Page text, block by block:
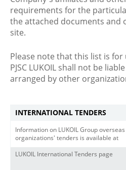
requirements for the
the attached documents and
site.
Please note that this list is
PJSC LUKOIL shall not be
arranged by other
INTERNATIONAL TENDERS
Information on LUKOIL Group
organizations' tenders is available at
LUKOIL International Tenders page